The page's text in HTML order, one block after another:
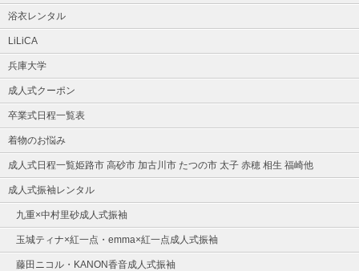
浴衣レンタル
LiLiCA
兵庫大学
成人式クーポン
卒業式日程一覧表
着物のお悩み
成人式日程一覧姫路市 高砂市 加古川市 たつの市 太子 赤穂 相生 福崎他
成人式振袖レンタル
九重×中村里砂成人式振袖
玉城ティナ×紅一点・emma×紅一点成人式振袖
藤田ニコル・KANON香音成人式振袖